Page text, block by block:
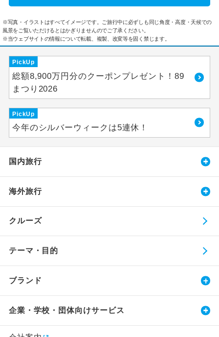
※写真・イラストはすべてイメージです。ご旅行中に必ずしも同じ角度・高度・天候での
風景をご覧いただけるとはかぎりませんのでご了承ください。
※当ウェブサイトの情報について転載、複製、改変等を固く禁じます。
PickUp
総額8,900万円分のクーポンプレゼント！89
まつり2026
PickUp
今年のシルバーウィークは5連休！
国内旅行
海外旅行
クルーズ
テーマ・目的
ブランド
企業・学校・団体向けサービス